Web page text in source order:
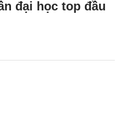
đại học top đầu